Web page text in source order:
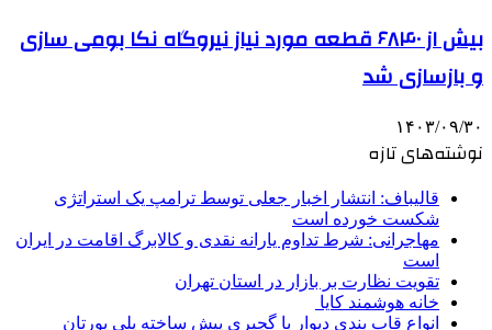
بیش از ۶۸۴۰ قطعه مورد نیاز نیروگاه نکا بومی­ سازی
و بازسازی شد
۱۴۰۳/۰۹/۳۰
نوشته‌های تازه
قالیباف: انتشار اخبار جعلی توسط ترامپ یک استراتژی
شکست خورده است
مهاجرانی: شرط تداوم یارانه نقدی و کالابرگ اقامت در ایران
است
تقویت نظارت بر بازار در استان تهران
خانه هوشمند کایا
انواع قاب بندی دیوار با گچبری پیش ساخته پلی یورتان